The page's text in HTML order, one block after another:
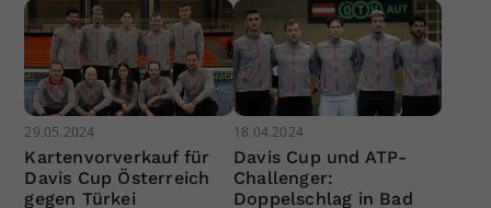
29.05.2024
Kartenvorverkauf für
Davis Cup Österreich
gegen Türkei
18.04.2024
Davis Cup und ATP-
Challenger:
Doppelschlag in Bad